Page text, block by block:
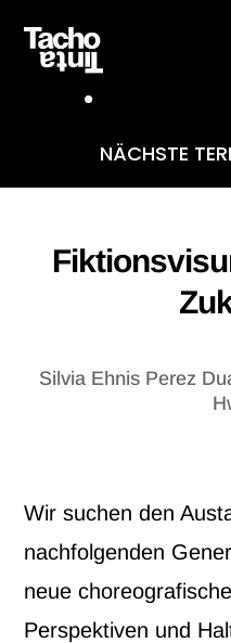
NÄCHSTE
Silvia Ehnis Perez
Wir suchen den
nachfolgenden
neue
Perspektiven und